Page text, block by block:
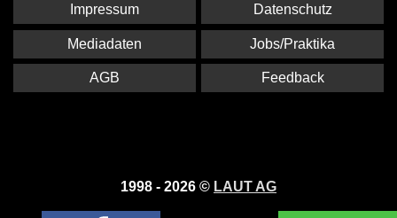
1998 - 2026 © LAUT AG
Impressum Datenschutz
Mediadaten Jobs/Praktika
AGB Feedback